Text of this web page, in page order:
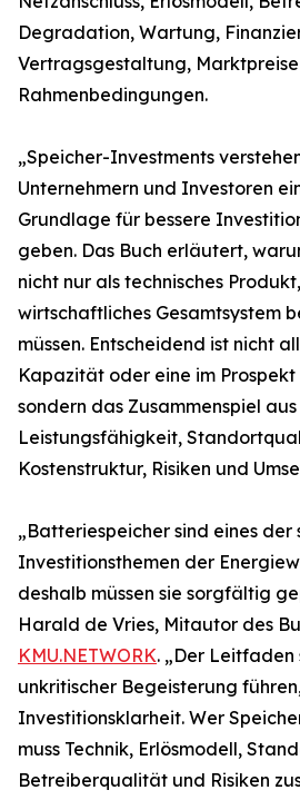
Degradation, Wartung,
Vertragsgestaltung,
Rahmenbedingungen.
„Speicher-Investments
Unternehmern und Investoren
Grundlage für bessere
geben. Das Buch erläutert,
nicht nur als technisches
wirtschaftliches Gesamtsystem
müssen. Entscheidend ist nicht
Kapazität oder eine im
sondern das Zusammenspiel
Leistungsfähigkeit,
Kostenstruktur, Risiken und
„Batteriespeicher sind eines der
Investitionsthemen der
deshalb müssen sie sorgfältig
Harald de Vries, Mitautor des
KMU.NETWORK. „Der Leitfaden
unkritischer Begeisterung
Investitionsklarheit. Wer
muss Technik, Erlösmodell,
Betreiberqualität und Risiken